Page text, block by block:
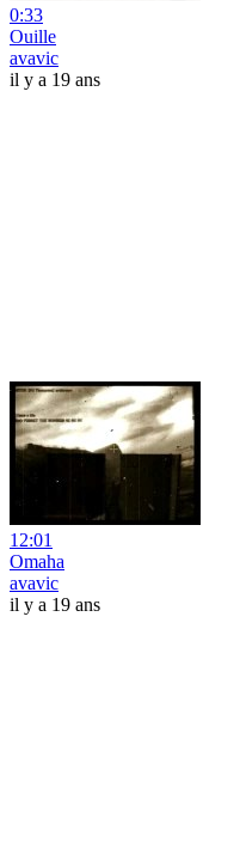
0:33
Ouille
avavic
il y a 19 ans
12:01
Omaha
avavic
il y a 19 ans